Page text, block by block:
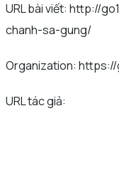
URL bài viết: http://
chanh-sa-gung/
Organization:
URL tác giả: